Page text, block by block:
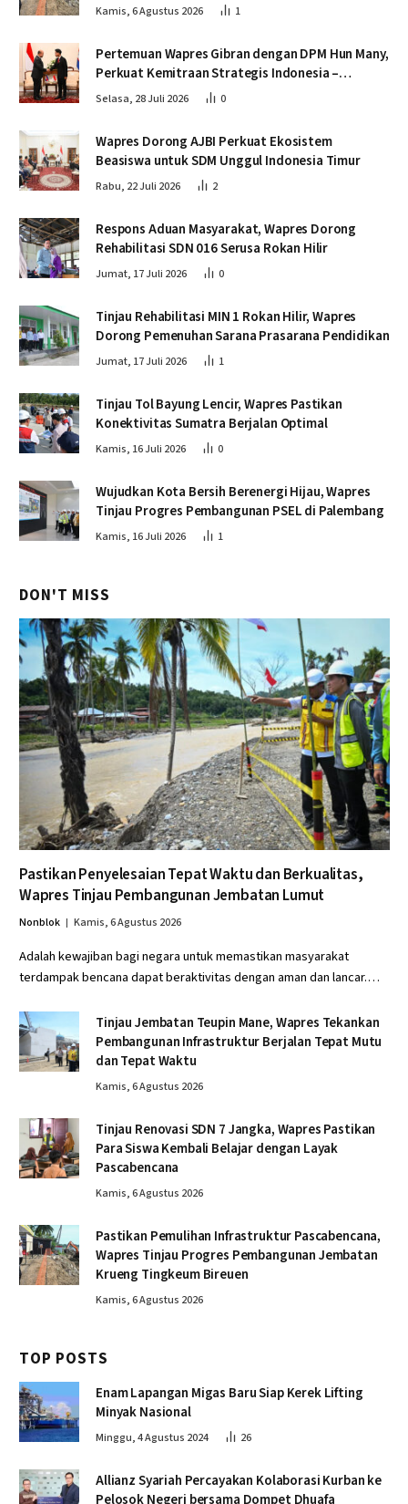
Krueng Tingkeum Bireuen
Kamis, 6 Agustus 2026 1
Pertemuan Wapres Gibran dengan DPM Hun Many,
Perkuat Kemitraan Strategis Indonesia –
Kamboja
Selasa, 28 Juli 2026 0
Wapres Dorong AJBI Perkuat Ekosistem
Beasiswa untuk SDM Unggul Indonesia Timur
Rabu, 22 Juli 2026 2
Respons Aduan Masyarakat, Wapres Dorong
Rehabilitasi SDN 016 Serusa Rokan Hilir
Jumat, 17 Juli 2026 0
Tinjau Rehabilitasi MIN 1 Rokan Hilir, Wapres
Dorong Pemenuhan Sarana Prasarana Pendidikan
Jumat, 17 Juli 2026 1
Tinjau Tol Bayung Lencir, Wapres Pastikan
Konektivitas Sumatra Berjalan Optimal
Kamis, 16 Juli 2026 0
Wujudkan Kota Bersih Berenergi Hijau, Wapres
Tinjau Progres Pembangunan PSEL di Palembang
Kamis, 16 Juli 2026 1
DON'T MISS
Pastikan Penyelesaian Tepat Waktu dan Berkualitas,
Wapres Tinjau Pembangunan Jembatan Lumut
Nonblok Kamis, 6 Agustus 2026
Adalah kewajiban bagi negara untuk memastikan masyarakat
terdampak bencana dapat beraktivitas dengan aman dan lancar.…
Tinjau Jembatan Teupin Mane, Wapres Tekankan
Pembangunan Infrastruktur Berjalan Tepat Mutu
dan Tepat Waktu
Kamis, 6 Agustus 2026
Tinjau Renovasi SDN 7 Jangka, Wapres Pastikan
Para Siswa Kembali Belajar dengan Layak
Pascabencana
Kamis, 6 Agustus 2026
Pastikan Pemulihan Infrastruktur Pascabencana,
Wapres Tinjau Progres Pembangunan Jembatan
Krueng Tingkeum Bireuen
Kamis, 6 Agustus 2026
TOP POSTS
Enam Lapangan Migas Baru Siap Kerek Lifting
Minyak Nasional
Minggu, 4 Agustus 2024 26
Allianz Syariah Percayakan Kolaborasi Kurban ke